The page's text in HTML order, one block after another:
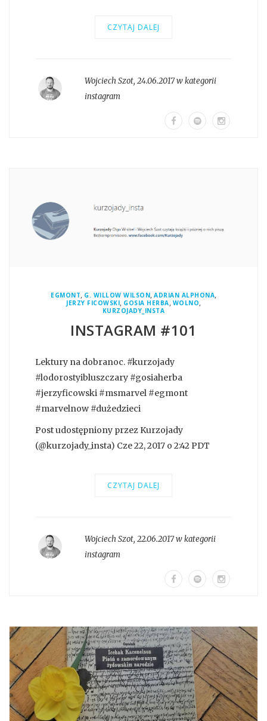
CZYTAJ DALEJ
Wojciech Szot, 24.06.2017 w kategorii
instagram
EGMONT, G. WILLOW WILSON, ADRIAN ALPHONA,
JERZY FICOWSKI, GOSIA HERBA, WOLNO,
KURZOJADY_INSTA
INSTAGRAM #101
Lektury na dobranoc. #kurzojady
#lodorostyibluszczary #gosiaherba
#jerzyficowski #msmarvel #egmont
#marvelnow #dużedzieci
Post udostępniony przez Kurzojady
(@kurzojady_insta) Cze 22, 2017 o 2:42 PDT
CZYTAJ DALEJ
Wojciech Szot, 22.06.2017 w kategorii
instagram